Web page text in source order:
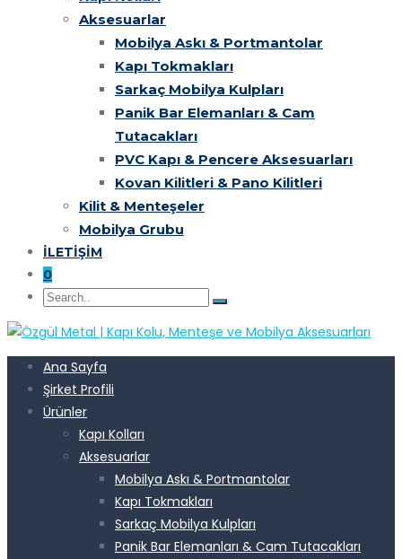
Aksesuarlar
Mobilya Askı & Portmantolar
Kapı Tokmakları
Sarkaç Mobilya Kulpları
Panik Bar Elemanları & Cam
Tutacakları
PVC Kapı & Pencere Aksesuarları
Kovan Kilitleri & Pano Kilitleri
Kilit & Menteşeler
Mobilya Grubu
İLETIŞIM
0
Ana Sayfa
Şirket Profili
Ürünler
Kapı Kolları
Aksesuarlar
Mobilya Askı & Portmantolar
Kapı Tokmakları
Sarkaç Mobilya Kulpları
Panik Bar Elemanları & Cam Tutacakları